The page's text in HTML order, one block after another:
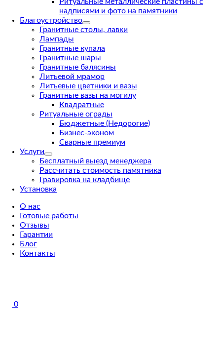
надписями и фото на памятники
Благоустройство
Гранитные столы, лавки
Лампады
Гранитные купала
Гранитные шары
Гранитные балясины
Литьевой мрамор
Литьевые цветники и вазы
Гранитные вазы на могилу
Квадратные
Ритуальные ограды
Бюджетные (Недорогие)
Бизнес-эконом
Сварные премиум
Услуги
Бесплатный выезд менеджера
Рассчитать стоимость памятника
Гравировка на кладбище
Установка
О нас
Готовые работы
Отзывы
Гарантии
Блог
Контакты
0